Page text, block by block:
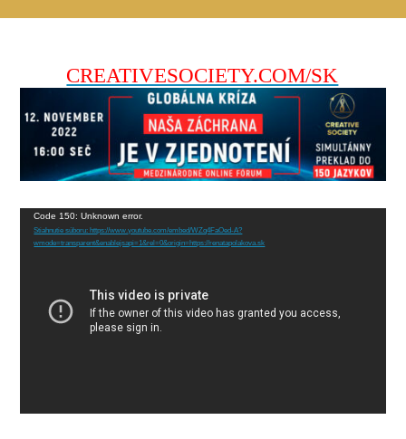
CREATIVESOCIETY.COM/SK
Video
prehrávač
Code 150: Unknown error.
Stiahnutie súboru: https://www.youtube.com/embed/WZq4FaOed-A?
wmode=transparent&enablejsapi=1&rel=0&origin=https://renatapolakova.sk